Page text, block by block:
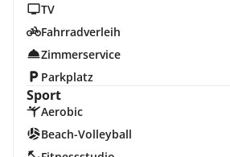
TV
Fahrradverleih
Zimmerservice
Parkplatz
Sport
Aerobic
Beach-Volleyball